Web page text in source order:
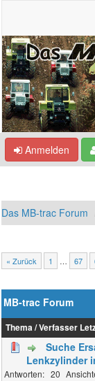
Anmelden
Das MB-trac Forum
« Zurück 1 … 67
MB-trac Forum
Thema /Verfasser
Suche
Lenkzylinder
20